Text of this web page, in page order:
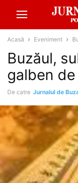
Acasă Eveniment
Buzăul,
galben
De catre Jurnalul de